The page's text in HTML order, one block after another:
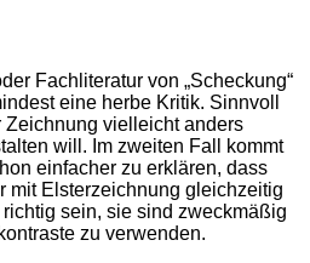
Fachliteratur von „Scheckung“
eine herbe Kritik. Sinnvoll
Zeichnung vielleicht anders
will. Im zweiten Fall kommt
einfacher zu erklären, dass
mit Elsterzeichnung gleichzeitig
sein, sie sind zweckmäßig
zu verwenden.